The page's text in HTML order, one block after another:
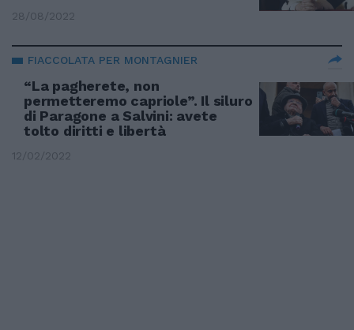
28/08/2022
FIACCOLATA PER MONTAGNIER
“La pagherete, non
permetteremo capriole”. Il siluro
di Paragone a Salvini: avete
tolto diritti e libertà
12/02/2022